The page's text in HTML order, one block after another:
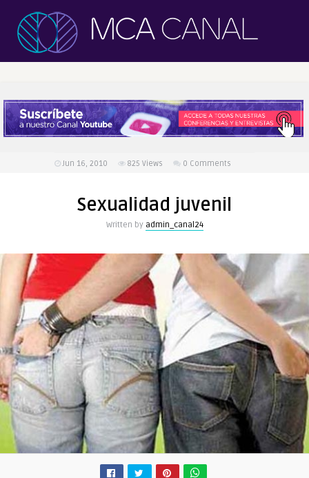
Jun 16, 2010 825 Views 0 Comments
Sexualidad juvenil
Written by admin_canal24